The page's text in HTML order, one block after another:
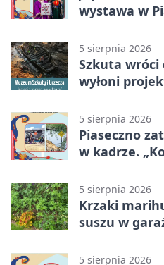
wystawa w
5 sierpnia 2026
Szkuta wróci
wyłoni
5 sierpnia 2026
Piaseczno
w kadrze.
5 sierpnia 2026
Krzaki
suszu w
5 sierpnia 2026